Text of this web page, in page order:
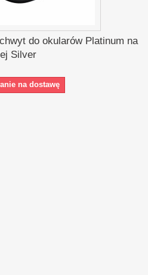
do okularów Platinum na
Silver
na dostawę